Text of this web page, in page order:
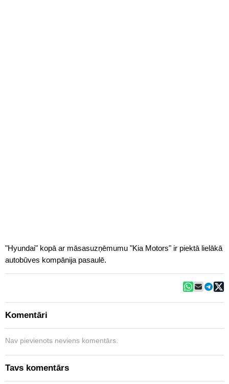
"Hyundai" kopā ar māsasuzņēmumu "Kia Motors" ir piektā lielākā
autobūves kompānija pasaulē.
Komentāri
Nav pievienots neviens komentārs.
Tavs komentārs